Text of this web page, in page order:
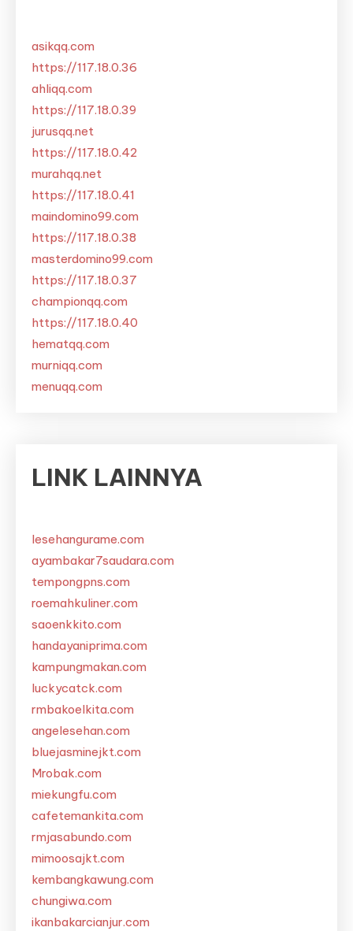
asikqq.com
https://117.18.0.36
ahliqq.com
https://117.18.0.39
jurusqq.net
https://117.18.0.42
murahqq.net
https://117.18.0.41
maindomino99.com
https://117.18.0.38
masterdomino99.com
https://117.18.0.37
championqq.com
https://117.18.0.40
hematqq.com
murniqq.com
menuqq.com
LINK LAINNYA
lesehangurame.com
ayambakar7saudara.com
tempongpns.com
roemahkuliner.com
saoenkkito.com
handayaniprima.com
kampungmakan.com
luckycatck.com
rmbakoelkita.com
angelesehan.com
bluejasminejkt.com
Mrobak.com
miekungfu.com
cafetemankita.com
rmjasabundo.com
mimoosajkt.com
kembangkawung.com
chungiwa.com
ikanbakarcianjur.com